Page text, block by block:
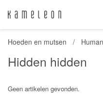
Hoeden en mutsen
Hidden hidden
Geen artikelen gevonden.